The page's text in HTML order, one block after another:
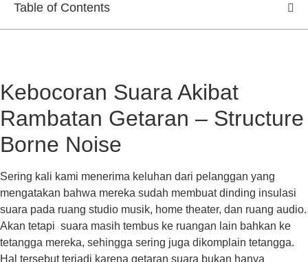
Table of Contents
Kebocoran Suara Akibat
Rambatan Getaran – Structure
Borne Noise
Sering kali kami menerima keluhan dari pelanggan yang
mengatakan bahwa mereka sudah membuat dinding insulasi
suara pada ruang studio musik, home theater, dan ruang audio.
Akan tetapi suara masih tembus ke ruangan lain bahkan ke
tetangga mereka, sehingga sering juga dikomplain tetangga.
Hal tersebut terjadi karena getaran suara bukan hanya